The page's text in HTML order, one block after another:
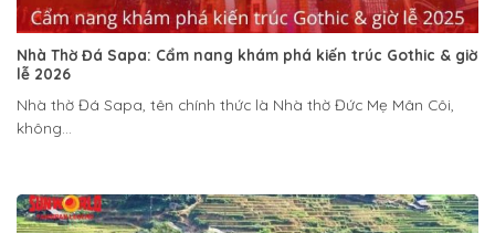
Nhà Thờ Đá Sapa: Cẩm nang khám phá kiến trúc Gothic & giờ
lễ 2026
Nhà thờ Đá Sapa, tên chính thức là Nhà thờ Đức Mẹ Mân Côi,
không...